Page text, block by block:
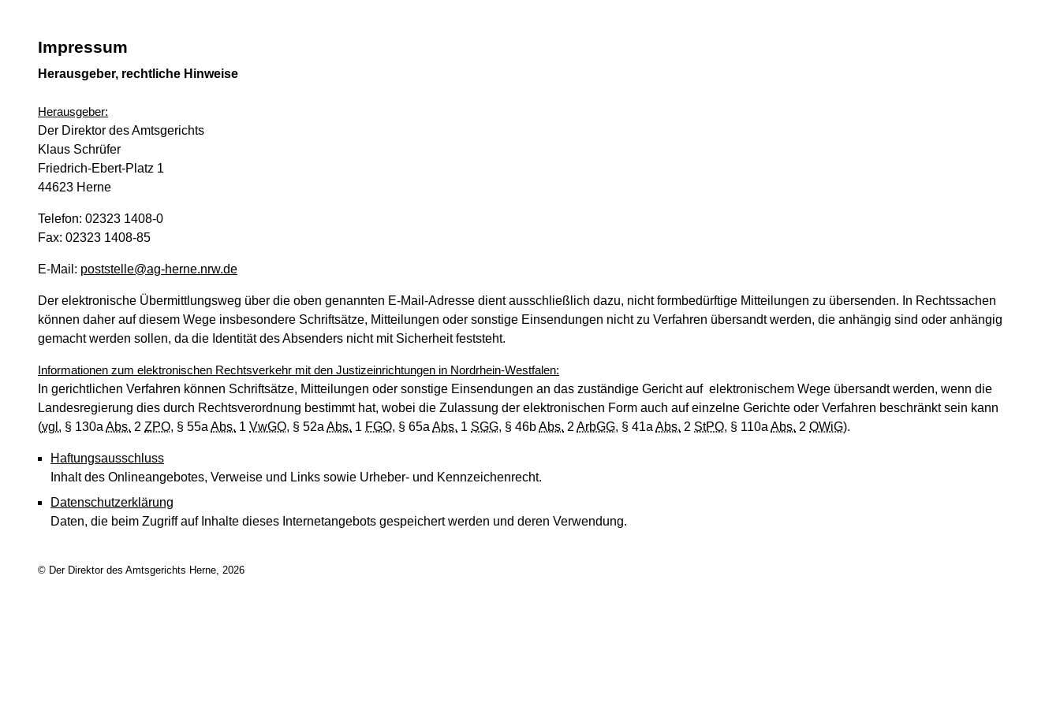
Impressum
Herausgeber, rechtliche Hinweise
Herausgeber:
Der Direktor des Amtsgerichts
Klaus Schrüfer
Friedrich-Ebert-Platz 1
44623 Herne
Telefon: 02323 1408-0
Fax: 02323 1408-85
E-Mail: poststelle@ag-herne.nrw.de
Der elektronische Übermittlungsweg über die oben genannten E-Mail-Adresse dient ausschließlich dazu, nicht formbedürftige Mitteilungen zu übersenden. In Rechtssachen
können daher auf diesem Wege insbesondere Schriftsätze, Mitteilungen oder sonstige Einsendungen nicht zu Verfahren übersandt werden, die anhängig sind oder anhängig
gemacht werden sollen, da die Identität des Absenders nicht mit Sicherheit feststeht.
Informationen zum elektronischen Rechtsverkehr mit den Justizeinrichtungen in Nordrhein-Westfalen:
In gerichtlichen Verfahren können Schriftsätze, Mitteilungen oder sonstige Einsendungen an das zuständige Gericht auf elektronischem Wege übersandt werden, wenn die
Landesregierung dies durch Rechtsverordnung bestimmt hat, wobei die Zulassung der elektronischen Form auch auf einzelne Gerichte oder Verfahren beschränkt sein kann
(vgl. § 130a Abs. 2 ZPO, § 55a Abs. 1 VwGO, § 52a Abs. 1 FGO, § 65a Abs. 1 SGG, § 46bAbs. 2 ArbGG, § 41a Abs. 2 StPO, § 110a Abs. 2 OWiG).
Haftungsausschluss
Inhalt des Onlineangebotes, Verweise und Links sowie Urheber- und Kennzeichenrecht.
Datenschutzerklärung
Daten, die beim Zugriff auf Inhalte dieses Internetangebots gespeichert werden und deren Verwendung.
© Der Direktor des Amtsgerichts Herne, 2026